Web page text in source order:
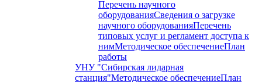
Перечень научного
оборудованияСведения о загрузке
научного оборудованияПеречень
типовых услуг и регламент доступа к
нимМетодическое обеспечениеПлан
работы
УНУ "Сибирская лидарная
станция"Методическое обеспечениеПлан